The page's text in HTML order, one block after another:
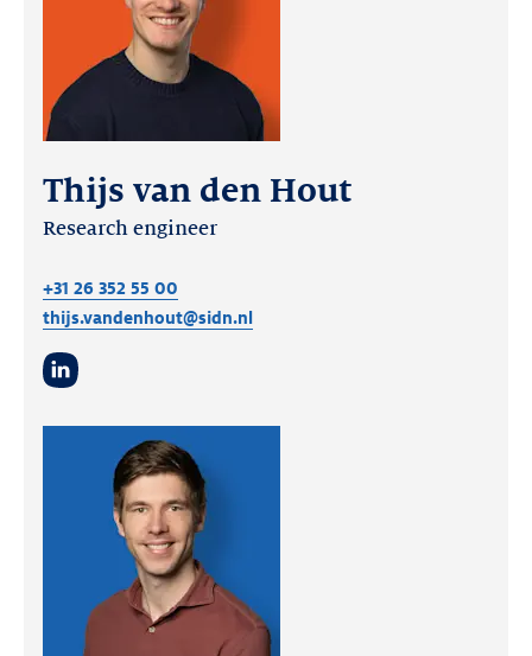
Thijs van den Hout
Research engineer
+31 26 352 55 00
thijs.vandenhout@sidn.nl